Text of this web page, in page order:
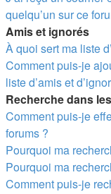
quelqu’un sur ce
Amis et ignorés
À quoi sert ma liste
Comment puis-je
liste d’amis et
Recherche dans
Comment puis-je
forums ?
Pourquoi ma
Pourquoi ma
Comment puis-je